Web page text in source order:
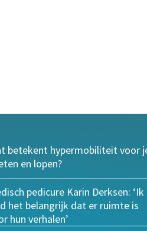
betekent hypermobiliteit voor
en lopen?
pedicure Karin Derksen: ‘Ik
het belangrijk dat er ruimte is
hun verhalen’